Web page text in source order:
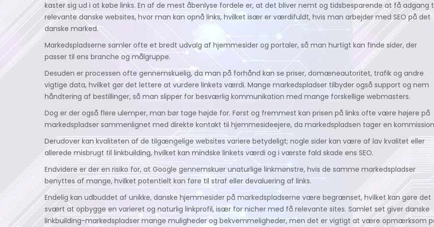
kaster sig ud i at købe links. En af de mest åbenlyse fordele er, at det bliver nemt og tidsbesparende at få adgang
relevante danske websites, hvor man kan opnå links, hvilket især er værdifuldt, hvis man arbejder med SEO på det
danske marked.
Markedspladserne samler ofte et bredt udvalg af hjemmesider og portaler, så man hurtigt kan finde sider, der
passer til ens branche og målgruppe.
Desuden er processen ofte gennemskuelig, da man på forhånd kan se priser, domæneautoritet, trafik og andre
vigtige data, hvilket gør det lettere at vurdere linkets værdi. Mange markedspladser tilbyder også support og nem
håndtering af bestillinger, så man slipper for besværlig kommunikation med mange forskellige webmasters.
Dog er der også flere ulemper, man bør tage højde for. Først og fremmest kan prisen på links ofte være højere på
markedspladser sammenlignet med direkte kontakt til hjemmesideejere, da markedspladsen tager en
Derudover kan kvaliteten af de tilgængelige websites variere betydeligt; nogle sider kan være af lav kvalitet eller
allerede misbrugt til linkbuilding, hvilket kan mindske linkets værdi og i værste fald skade ens SEO.
Endvidere er der en risiko for, at Google gennemskuer unaturlige linkmønstre, hvis de samme markedspladser
benyttes af mange, hvilket potentielt kan føre til straf eller devaluering af links.
Endelig kan udbuddet af unikke, danske hjemmesider på markedspladserne være begrænset, hvilket kan gøre det
svært at opbygge en varieret og naturlig linkprofil, især for nicher med få relevante sites. Samlet set giver danske
linkbuilding-markedspladser mange muligheder og bekvemmeligheder, men det er vigtigt at være opmærksom